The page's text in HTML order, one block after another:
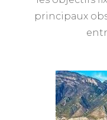
principaux